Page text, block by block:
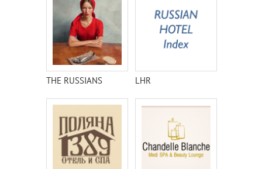
THE RUSSIANS LHR